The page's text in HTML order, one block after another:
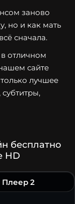
заново
но и как мать
сначала.
отличном
сайте
лучшее
бесплатно
HD
Плеер 2